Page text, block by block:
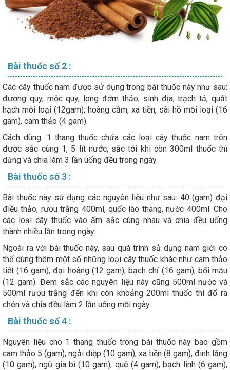
Bài thuốc số 2 :
Các cây thuốc nam được sử dụng trong bài thuốc này như sau:
đương quy, mộc quy, long đởm thảo, sinh địa, trạch tả, quất
hạch mỗi loại (12gam); hoàng cầm, xa tiền, sài hồ mỗi loại (16
gam), cam thảo (4 gam).
Cách dùng: 1 thang thuốc chứa các loại cây thuốc nam trên
được sắc cùng 1, 5 lít nước, sắc tới khi còn 300ml thuốc thì
dừng và chia làm 3 lần uống đều trong ngày.
Bài thuốc số 3 :
Bài thuốc này sử dụng các nguyên liệu như sau: 40 (gam) đại
điều thảo, rượu trắng 400ml, quốc lão thang, nước 400ml. Cho
các loại cây thuốc vào ấm sắc cùng nhau và chia đều uống
thành nhiều lần trong ngày.
Ngoài ra với bài thuốc này, sau quá trình sử dụng nam giới có
thể dùng thêm một số những loại cây thuốc khác như cam thảo
tiết (16 gam), đại hoàng (12 gam), bạch chỉ (16 gam), bối mẫu
(12 gam). Đem sắc các nguyên liệu này cũng 500ml nước và
500ml rượu trắng đến khi còn khoảng 200ml thuốc thì đổ ra
chén và chia đều làm 2 lần uống mỗi ngày.
Bài thuốc số 4 :
Nguyên liệu cho 1 thang thuốc trong bài thuốc này bao gồm
cam thảo 5 (gam), ngải diệp (10 gam), xa tiền (8 gam), đinh lăng
(10 gam), ngũ gia bì (10 gam), quê (4 gam), bạch linh (6 gam),